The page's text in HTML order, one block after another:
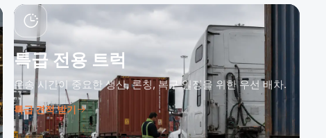
특급 전용 트럭
운송 시간이 중요한 생산, 론칭, 복구 일정을 위한 우선 배차.
특급 견적 받기